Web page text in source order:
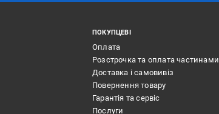
ПОКУПЦЕВІ
Оплата
Розстрочка та оплата частинами
Доставка і самовивіз
Повернення товару
Гарантія та сервіс
Послуги